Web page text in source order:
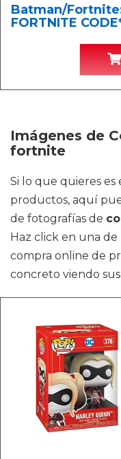
Batman/
FORTNITE
Imágenes de
fortnite
Si lo que quieres
productos, aquí
de fotografías de
Haz click en una de
compra online de
concreto viendo